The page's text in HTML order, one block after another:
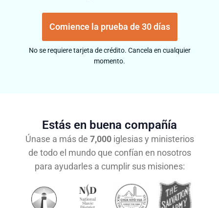
Comience la prueba de 30 días
No se requiere tarjeta de crédito. Cancela en cualquier
momento.
Estás en buena compañía
Únase a más de 7,000iglesias y ministerios
de todo el mundo que confían en nosotros
para ayudarles a cumplir sus misiones: